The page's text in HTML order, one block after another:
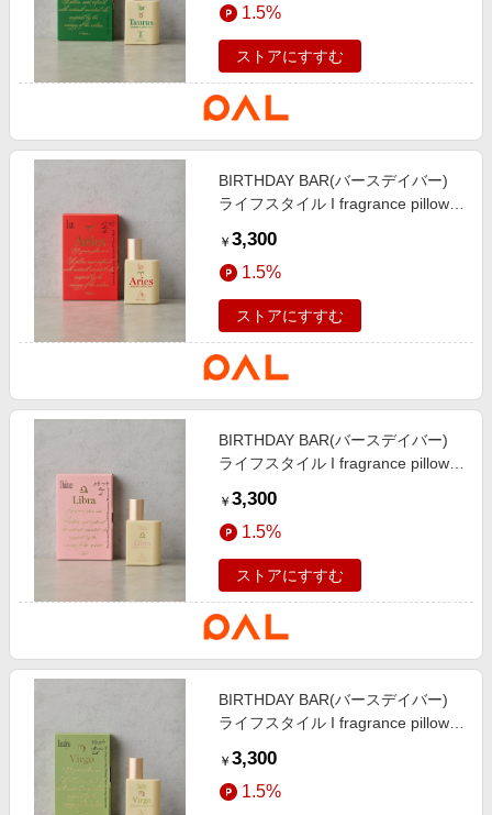
1.5%
ストアにすすむ
BIRTHDAY BAR(バースデイバー)
ライフスタイル I fragrance pillow
ド
￥ 3,300
1.5%
ストアにすすむ
BIRTHDAY BAR(バースデイバー)
ライフスタイル I fragrance pillow
ク
￥ 3,300
1.5%
ストアにすすむ
BIRTHDAY BAR(バースデイバー)
ライフスタイル I fragrance pillow
タチオ
￥ 3,300
1.5%